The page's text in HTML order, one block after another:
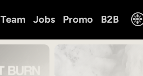
Team Jobs Promo B2B ❉